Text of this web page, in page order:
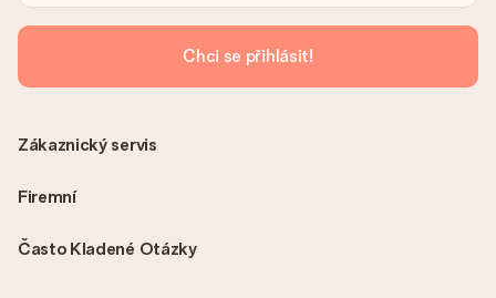
Chci se přihlásit!
Často Kladené Otázky
Zákaznický servis
Firemní